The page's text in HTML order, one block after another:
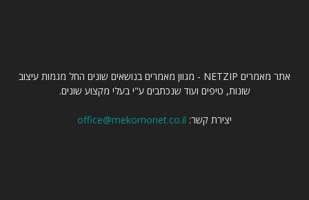
אתר מאמרים NETZIP - מגוון מאמרים בנושאים שונים החל מגמות עיצוב
שונות, טיפים ועוד שנכתבים ע"י בעלי מקצוע שונים.
יצירת קשר: office@mekomonet.co.il